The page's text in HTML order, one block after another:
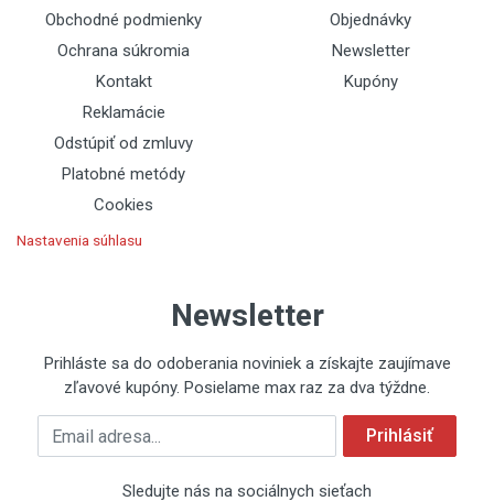
Obchodné podmienky
Ochrana súkromia
Kontakt
Reklamácie
Odstúpiť od zmluvy
Platobné metódy
Cookies
Nastavenia súhlasu
Objednávky
Newsletter
Kupóny
Newsletter
Prihláste sa do odoberania noviniek a získajte zaujímave
zľavové kupóny. Posielame max raz za dva týždne.
Emailová adresa Prihlásiť
Sledujte nás na sociálnych sieťach